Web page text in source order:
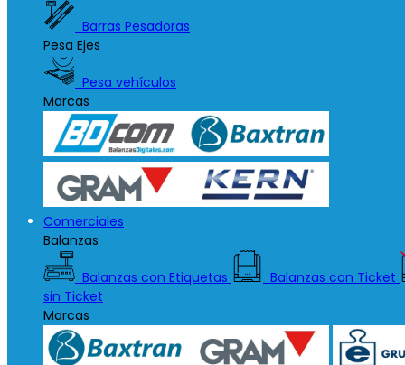
Barras Pesadoras
Pesa Ejes
Pesa vehículos
Marcas
Comerciales
Balanzas
Balanzas con Etiquetas
Balanzas con Ticket
sin Ticket
Marcas